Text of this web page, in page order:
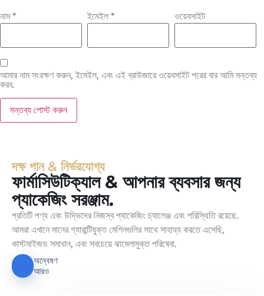
নাম* ইমেইল * ওয়েবসাইট
আমার নাম সংরক্ষণ করুন, ইমেইল, এবং এই ব্রাউজারে ওয়েবসাইট পরের বার আমি মন্তব্য
করব.
দক্ষ পান & নির্ভরযোগ্য
ফার্মাসিউটিক্যাল & আপনার ব্যবসার জন্য
প্যাকেজিং সরঞ্জাম.
প্রতিটি পণ্য এবং উদ্ভিদের নিজস্ব প্যাকেজিং চ্যালেঞ্জ এবং পরিস্থিতি রয়েছে.
আমরা এখানে মানের গ্যারান্টিযুক্ত মেশিনগুলির সাথে সাহায্য করতে এসেছি,
কাস্টমাইজড সমাধান, এবং সবচেয়ে ঝামেলামুক্ত পরিষেবা.
অন্বেষণ
আরও